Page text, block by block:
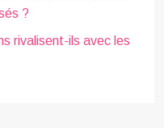
?
rivalisent-ils avec les